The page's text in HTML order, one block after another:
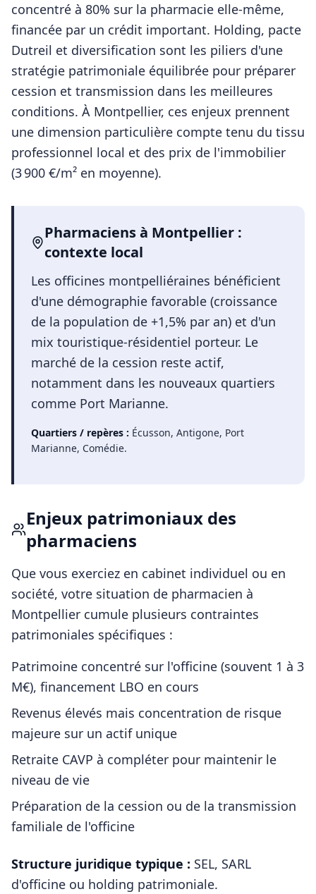
concentré à 80% sur la pharmacie elle-même,
financée par un crédit important. Holding, pacte
Dutreil et diversification sont les piliers d'une
stratégie patrimoniale équilibrée pour préparer
cession et transmission dans les meilleures
conditions. À Montpellier, ces enjeux prennent
une dimension particulière compte tenu du tissu
professionnel local et des prix de l'immobilier
(3 900 €/m² en moyenne).
Pharmaciensà Montpellier :
contexte local
Les officines montpelliéraines bénéficient
d'une démographie favorable (croissance
de la population de +1,5% par an) et d'un
mix touristique-résidentiel porteur. Le
marché de la cession reste actif,
notamment dans les nouveaux quartiers
comme Port Marianne.
Quartiers / repères : Écusson, Antigone, Port
Marianne, Comédie.
Enjeux patrimoniaux des
pharmaciens
Que vous exerciez en cabinet individuel ou en
société, votre situation de pharmacien à
Montpellier cumule plusieurs contraintes
patrimoniales spécifiques :
Patrimoine concentré sur l'officine (souvent 1 à 3
M€), financement LBO en cours
Revenus élevés mais concentration de risque
majeure sur un actif unique
Retraite CAVP à compléter pour maintenir le
niveau de vie
Préparation de la cession ou de la transmission
familiale de l'officine
Structure juridique typique : SEL, SARL
d'officine ou holding patrimoniale.